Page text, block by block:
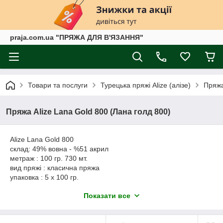
praja.com.ua "ПРЯЖА ДЛЯ В'ЯЗАННЯ"
Товари та послуги Турецька пряжі Alize (алізе)
Пряжа Alize Lana Gold 800 (Лана голд 800)
Alize Lana Gold 800
склад: 49% вовна - %51 акрил
метраж : 100 гр. 730 мт.
вид пряжі : класична пряжа
упаковка : 5 x 100 гр.
міцна нитка, скручена не дуже щільно. Чудово виглядає в
Показати все